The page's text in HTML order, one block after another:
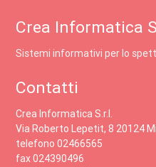
Crea Informatica
Sistemi informativi per lo
Contatti
Crea Informatica S.r.l.
Via Roberto Lepetit, 8 20124
telefono 02466565
fax 024390496